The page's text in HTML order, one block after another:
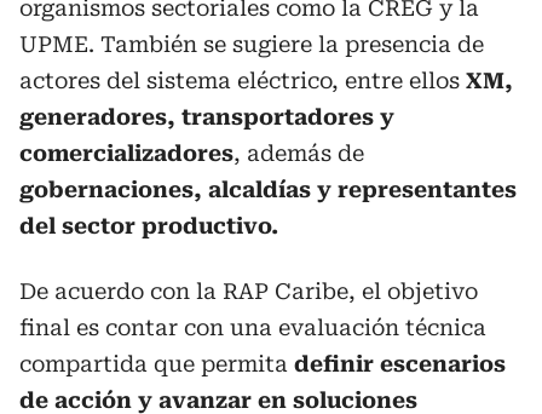
organismos sectoriales como la CREG y la
UPME. También se sugiere la presencia de
actores del sistema eléctrico, entre ellos XM,
generadores, transportadores y
comercializadores, además de
gobernaciones, alcaldías y representantes
del sector productivo.
De acuerdo con la RAP Caribe, el objetivo
final es contar con una evaluación técnica
compartida que permita definir escenarios
de acción y avanzar en soluciones